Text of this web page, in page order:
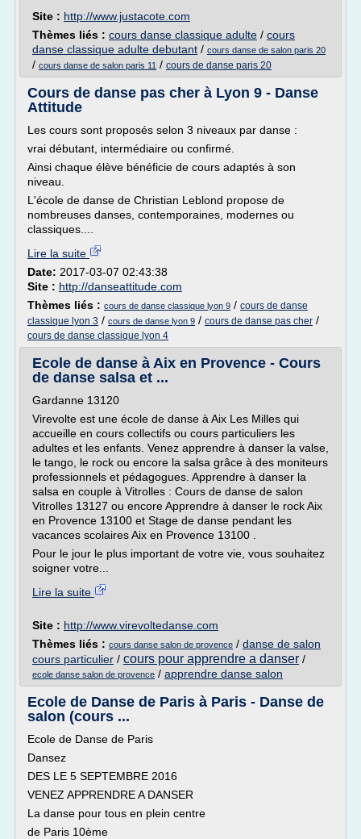
Site : http://www.justacote.com
Thèmes liés : cours danse classique adulte / cours
danse classique adulte debutant / cours danse de salon paris 20
/ cours danse de salon paris 11 / cours de danse paris 20
Cours de danse pas cher à Lyon 9 - Danse
Attitude
Les cours sont proposés selon 3 niveaux par danse :
vrai débutant, intermédiaire ou confirmé.
Ainsi chaque élève bénéficie de cours adaptés à son
niveau.
L'école de danse de Christian Leblond propose de
nombreuses danses, contemporaines, modernes ou
classiques....
Lire la suite
Date: 2017-03-07 02:43:38
Site : http://danseattitude.com
Thèmes liés : cours de danse classique lyon 9 / cours de danse
classique lyon 3 / cours de danse lyon 9 / cours de danse pas cher /
cours de danse classique lyon 4
Ecole de danse à Aix en Provence - Cours
de danse salsa et ...
Gardanne 13120
Virevolte est une école de danse à Aix Les Milles qui
accueille en cours collectifs ou cours particuliers les
adultes et les enfants. Venez apprendre à danser la valse,
le tango, le rock ou encore la salsa grâce à des moniteurs
professionnels et pédagogues. Apprendre à danser la
salsa en couple à Vitrolles : Cours de danse de salon
Vitrolles 13127 ou encore Apprendre à danser le rock Aix
en Provence 13100 et Stage de danse pendant les
vacances scolaires Aix en Provence 13100 .
Pour le jour le plus important de votre vie, vous souhaitez
soigner votre...
Lire la suite
Site : http://www.virevoltedanse.com
Thèmes liés : cours danse salon de provence / danse de salon
cours particulier / cours pour apprendre a danser /
ecole danse salon de provence / apprendre danse salon
Ecole de Danse de Paris à Paris - Danse de
salon (cours ...
Ecole de Danse de Paris
Dansez
DES LE 5 SEPTEMBRE 2016
VENEZ APPRENDRE A DANSER
La danse pour tous en plein centre
de Paris 10ème